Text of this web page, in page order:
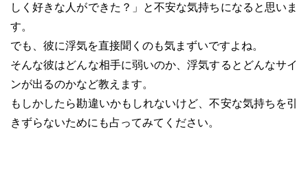
しく好きな人ができた？」と不安な気持ちになると思いま
す。
でも、彼に浮気を直接聞くのも気まずいですよね。
そんな彼はどんな相手に弱いのか、浮気するとどんなサイ
ンが出るのかなど教えます。
もしかしたら勘違いかもしれないけど、不安な気持ちを引
きずらないためにも占ってみてください。